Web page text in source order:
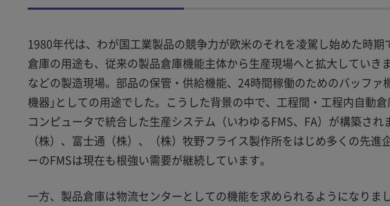
1980年代は、わが国工業製品の競争力が欧米のそれを凌駕し始めた時
倉庫の用途も、従来の製品倉庫機能主体から生産現場へと拡大してい
などの製造現場。部品の保管・供給機能、24時間稼働のためのバッフ
機器｣としての用途でした。こうした背景の中で、工程間・工程内自動
コンピュータで統合した生産システム（いわゆるFMS、FA）が構築さ
（株）、富士通（株）、（株）牧野フライス製作所をはじめ多くの先
ーのFMSは現在も根強い需要が継続しています。
一方、製品倉庫は物流センターとしての機能を求められるようになり